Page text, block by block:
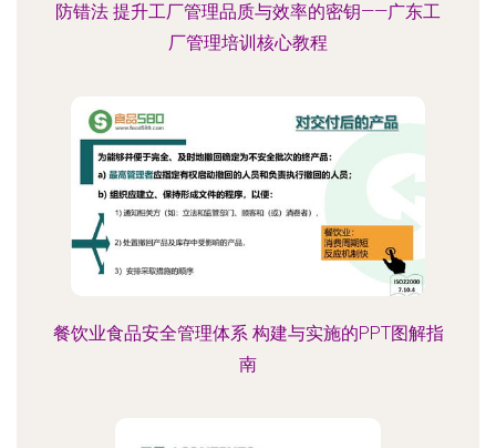
防错法 提升工厂管理品质与效率的密钥——广东工
厂管理培训核心教程
餐饮业食品安全管理体系 构建与实施的PPT图解指
南